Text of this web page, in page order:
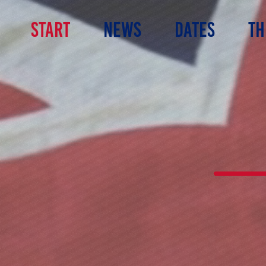
START NEWS DATES